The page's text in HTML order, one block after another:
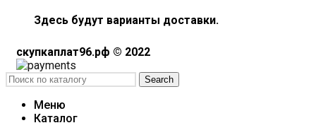
Здесь будут варианты доставки.
скупкаплат96.рф © 2022
Search
Меню
Каталог